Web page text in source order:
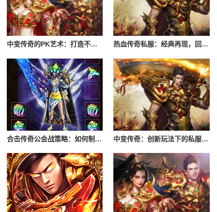
中变传奇的PK艺术：打造不败神话 热血传奇私服：经典再现，回忆满满
合击传奇公会战策略：如何制定胜战计划 中变传奇：创新玩法下的私服魅力